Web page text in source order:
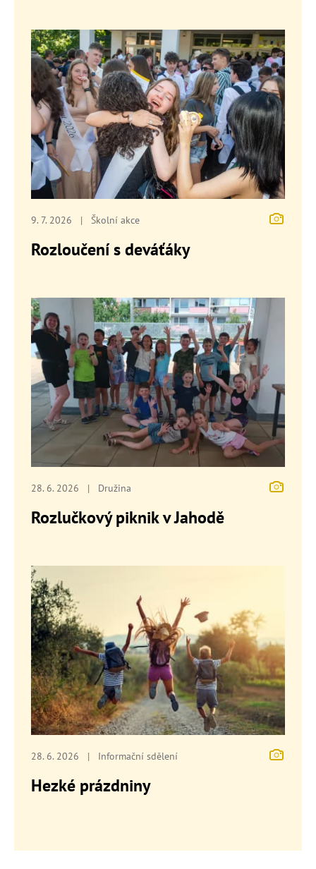
9. 7. 2026 | Školní akce
Rozloučení s deváťáky
28. 6. 2026 | Družina
Rozlučkový piknik v Jahodě
28. 6. 2026 | Informační sdělení
Hezké prázdniny